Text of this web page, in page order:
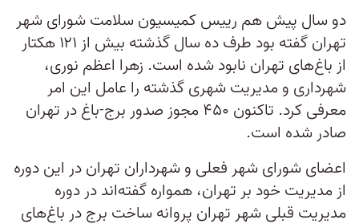
دو سال پیش هم رییس کمیسیون سلامت شورای شهر
تهران گفته بود طرف ده سال گذشته بیش از ۱۲۱ هکتار
از باغ‌‌های تهران نابود شده‎ است. زهرا اعظم نوری،
شهرداری و مدیریت شهری گذشته را عامل این امر
معرفی کرد. تاکنون ۴۵۰ مجوز صدور برج-باغ در تهران
صادر شده ‎است.
اعضای شورای شهر فعلی و شهرداران تهران در این دوره
از مدیریت خود بر تهران، همواره گفته‎‌اند در دوره
مدیریت قبلی شهر تهران پروانه ساخت برج در باغ‌‌های